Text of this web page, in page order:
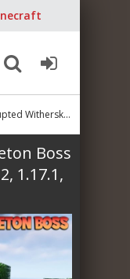
Boss для Майнкрафт [1.18.2, 1.17.1, 1.16.5]
Boss
1.17.1,